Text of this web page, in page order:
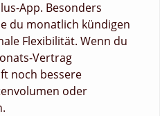
App. Besonders
du monatlich kündigen
Flexibilität. Wenn du
Vertrag
noch bessere
oder